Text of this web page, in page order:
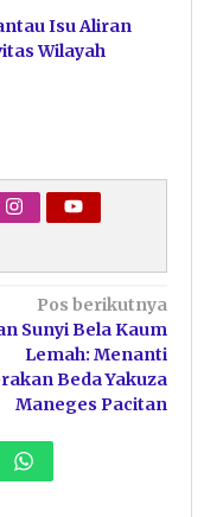
Isu Aliran
Wilayah
Pos berikutnya
Sunyi Bela Kaum
Lemah: Menanti
Beda Yakuza
Maneges Pacitan